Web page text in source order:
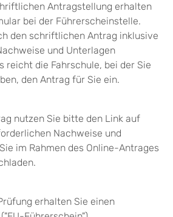
Antragstellung erhalten
bei der Führerscheinstelle.
den schriftlichen Antrag inklusive
und Unterlagen
reicht die Fahrschule, bei der Sie
den Antrag für Sie ein.
nutzen Sie bitte den Link auf
Nachweise und
im Rahmen des Online-Antrages
erhalten Sie einen